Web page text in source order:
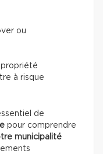
ou
à risque
de
pour comprendre
municipalité